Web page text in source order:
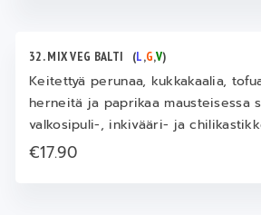
32. MIX VEG BALTI (L,G,V)
Keitettyä perunaa, kukkakaalia,
herneitä ja paprikaa mausteisessa
valkosipuli-, inkivääri- ja
€17.90